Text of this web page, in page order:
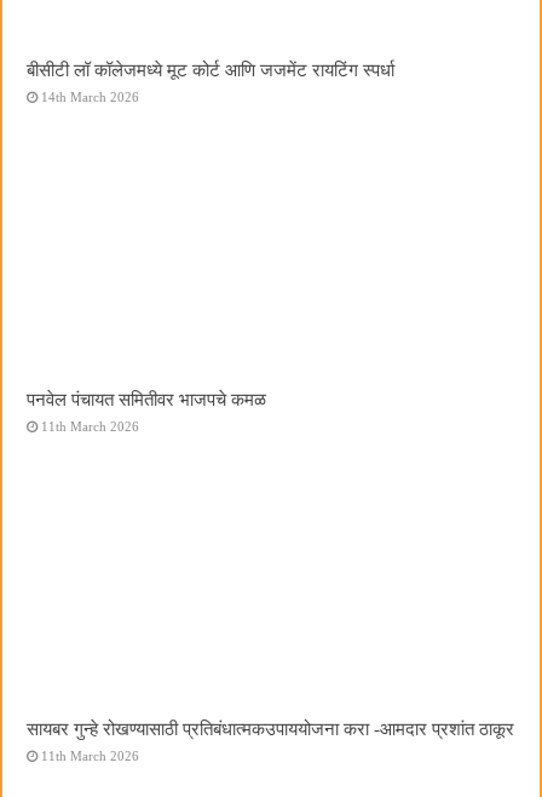
बीसीटी लॉ कॉलेजमध्ये मूट कोर्ट आणि जजमेंट रायटिंग स्पर्धा
14th March 2026
पनवेल पंचायत समितीवर भाजपचे कमळ
11th March 2026
सायबर गुन्हे रोखण्यासाठी प्रतिबंधात्मकउपाययोजना करा -आमदार प्रशांत ठाकूर
11th March 2026